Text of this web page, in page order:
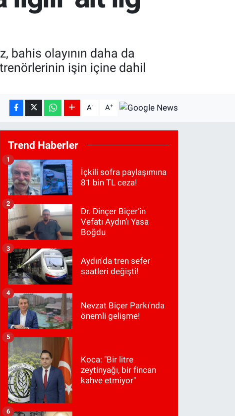
bahis olayının daha da
işin içine dahil
A- A+
Trend Haberler
İçkili sofra paylaşımına
81 bin TL ceza!
1
Dr. Dinçer Biçer’in
Vefatı Aydın’ı Yasa
Boğdu
2
Aydın'da tren sefer
saatleri değişti!
3
Nevzat Biçer Parkı'nda
önemli gelişme!
4
Koca: "Bir litre
zeytinyağı, bir fincan
kahve etmiyor"
5
6